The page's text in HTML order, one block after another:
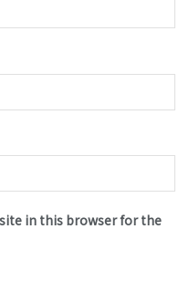
in this browser for the